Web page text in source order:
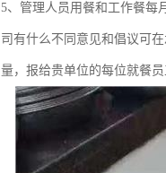
5、管理人员用餐和工作餐每
司有什么不同意见和倡议可
量，报给贵单位的每位就餐员